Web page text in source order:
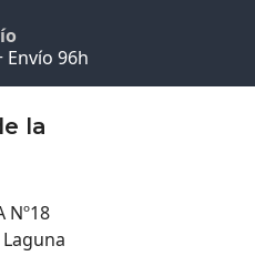
Envío 96h
la
Nº18
Laguna